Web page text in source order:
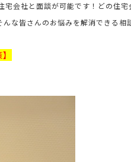
会社と面談が可能です！どの住宅
な皆さんのお悩みを解消できる相